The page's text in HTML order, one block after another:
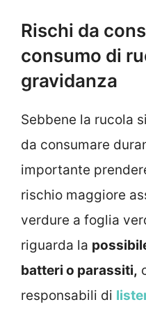
Rischi da
consumo di
gravidanza
Sebbene la rucola
da consumare
importante
rischio maggiore
verdure a foglia
riguarda la
batteri o parassiti,
responsabili di